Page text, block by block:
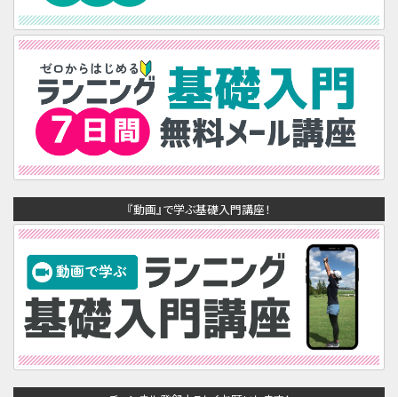
『動画』で学ぶ基礎入門講座！